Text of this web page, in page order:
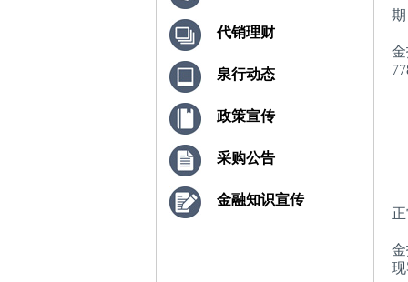
代销理财
泉行动态
政策宣传
采购公告
金融知识宣传
现